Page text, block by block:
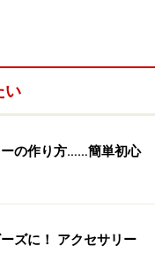
準備
は、水彩絵の具やポ
っかり乾かします。
、しっかり塗れて、
絵の具などでも。
い
の作り方……簡単初心
ズに！ アクセサリー